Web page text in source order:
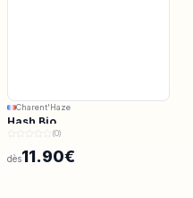
Charent'Haze
Hash Bio
(0)
dès11.90€